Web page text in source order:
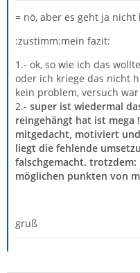
= nö, aber es geht ja
:zustimm:mein fazit:
1.- ok, so wie ich das
oder ich kriege das nicht
kein problem, versuch
2.- super ist wiedermal
reingehängt hat ist mega
mitgedacht, motiviert
liegt die fehlende
falschgemacht.
möglichen punkten von
gruß